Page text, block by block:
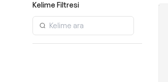
Kelime Filtresi